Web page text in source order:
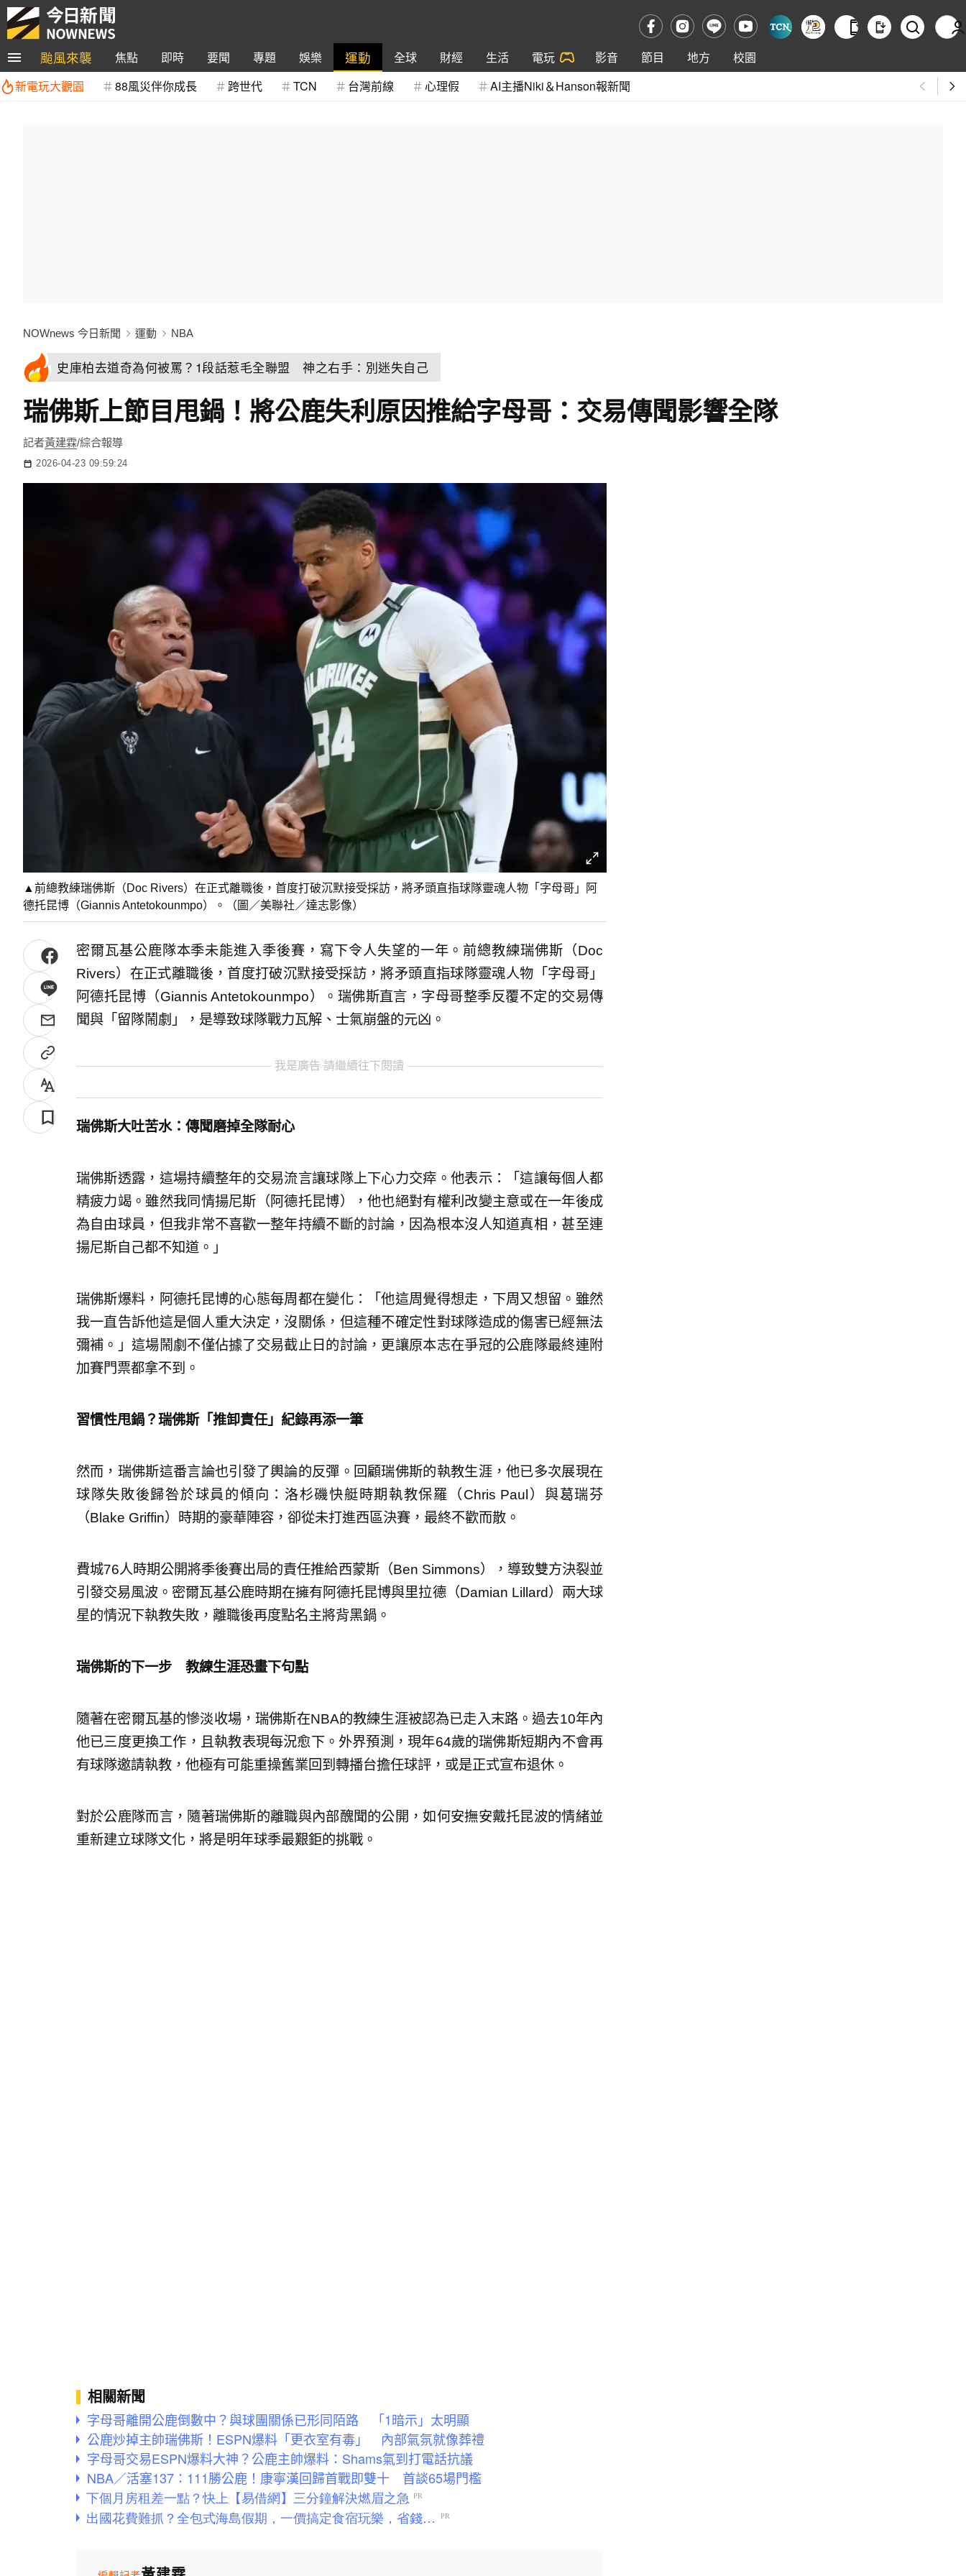
颱風來襲 焦點 即時 要聞 專題 娛樂 運動 全球 財經 生活 電玩 影音 節目 地方
校園
新電玩大觀園
88風災伴你成長 跨世代 TCN 台灣前線 心理假 AI主播Niki＆Hanson報新聞
NOWnews 今日新聞 運動 NBA
史庫柏去道奇為何被罵？1段話惹毛全聯盟 神之右手：別迷失自己
瑞佛斯上節目甩鍋！將公鹿失利原因推給字母哥：交易傳聞影響全隊
記者黃建霖/綜合報導
2026-04-23 09:59:24
▲前總教練瑞佛斯（Doc Rivers）在正式離職後，首度打破沉默接受採訪，將矛頭直指球隊靈魂人物「字母哥」阿
德托昆博（Giannis Antetokounmpo）。（圖／美聯社／達志影像）
密爾瓦基公鹿隊本季未能進入季後賽，寫下令人失望的一年。前總教練瑞佛斯（Doc
Rivers）在正式離職後，首度打破沉默接受採訪，將矛頭直指球隊靈魂人物「字母哥」
阿德托昆博（Giannis Antetokounmpo）。瑞佛斯直言，字母哥整季反覆不定的交易傳
聞與「留隊鬧劇」，是導致球隊戰力瓦解、士氣崩盤的元凶。
我是廣告 請繼續往下閱讀
瑞佛斯大吐苦水：傳聞磨掉全隊耐心
瑞佛斯透露，這場持續整年的交易流言讓球隊上下心力交瘁。他表示：「這讓每個人都
精疲力竭。雖然我同情揚尼斯（阿德托昆博），他也絕對有權利改變主意或在一年後成
為自由球員，但我非常不喜歡一整年持續不斷的討論，因為根本沒人知道真相，甚至連
揚尼斯自己都不知道。」
瑞佛斯爆料，阿德托昆博的心態每周都在變化：「他這周覺得想走，下周又想留。雖然
我一直告訴他這是個人重大決定，沒關係，但這種不確定性對球隊造成的傷害已經無法
彌補。」這場鬧劇不僅佔據了交易截止日的討論，更讓原本志在爭冠的公鹿隊最終連附
加賽門票都拿不到。
習慣性甩鍋？瑞佛斯「推卸責任」紀錄再添一筆
然而，瑞佛斯這番言論也引發了輿論的反彈。回顧瑞佛斯的執教生涯，他已多次展現在
球隊失敗後歸咎於球員的傾向：洛杉磯快艇時期執教保羅（Chris Paul）與葛瑞芬
（Blake Griffin）時期的豪華陣容，卻從未打進西區決賽，最終不歡而散。
費城76人時期公開將季後賽出局的責任推給西蒙斯（Ben Simmons），導致雙方決裂並
引發交易風波。密爾瓦基公鹿時期在擁有阿德托昆博與里拉德（Damian Lillard）兩大球
星的情況下執教失敗，離職後再度點名主將背黑鍋。
瑞佛斯的下一步 教練生涯恐畫下句點
隨著在密爾瓦基的慘淡收場，瑞佛斯在NBA的教練生涯被認為已走入末路。過去10年內
他已三度更換工作，且執教表現每況愈下。外界預測，現年64歲的瑞佛斯短期內不會再
有球隊邀請執教，他極有可能重操舊業回到轉播台擔任球評，或是正式宣布退休。
對於公鹿隊而言，隨著瑞佛斯的離職與內部醜聞的公開，如何安撫安戴托昆波的情緒並
重新建立球隊文化，將是明年球季最艱鉅的挑戰。
相關新聞
字母哥離開公鹿倒數中？與球團關係已形同陌路 「1暗示」太明顯
公鹿炒掉主帥瑞佛斯！ESPN爆料「更衣室有毒」 內部氣氛就像葬禮
字母哥交易ESPN爆料大神？公鹿主帥爆料：Shams氣到打電話抗議
NBA／活塞137：111勝公鹿！康寧漢回歸首戰即雙十 首談65場門檻